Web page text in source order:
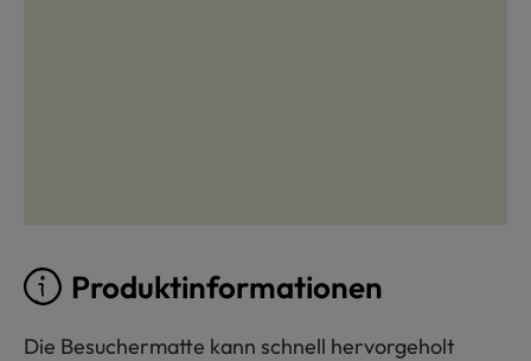
Produktinformationen
Die Besuchermatte kann schnell hervorgeholt